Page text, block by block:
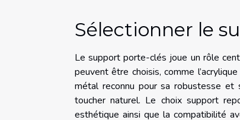
Sélectionner le
Le support porte-clés joue un rôle
peuvent être choisis, comme
métal reconnu pour sa robustesse
toucher naturel. Le choix support
esthétique ainsi que la compatibilité